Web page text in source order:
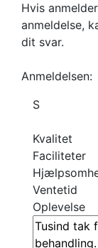
Hvis
anmeldelse,
dit svar.
Anmeldelsen:
S
Kvalitet
Faciliteter
Ventetid
Oplevelse